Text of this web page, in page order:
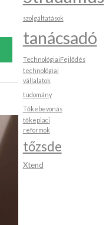
szolgáltatások
tanácsadó
TechnológiaiFejlődés
technológiai
vállalatok
tudomány
Tőkebevonás
tőkepiaci
reformok
tőzsde
Xtend